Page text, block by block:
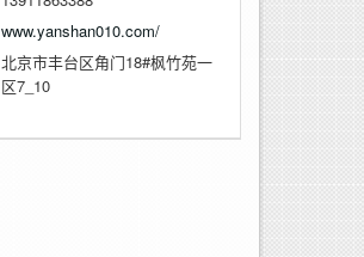
www.yanshan010.com/
北京市丰台区角门18#枫竹苑一
区7_10